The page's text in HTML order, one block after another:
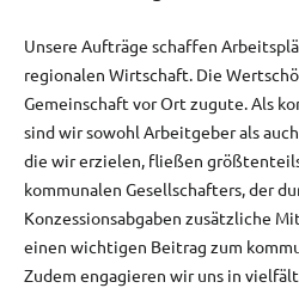
Unsere Aufträge schaffen
regionalen Wirtschaft. Die
Gemeinschaft vor Ort zugute. Als
sind wir sowohl Arbeitgeber als
die wir erzielen, fließen
kommunalen Gesellschafters, der
Konzessionsabgaben zusätzliche
einen wichtigen Beitrag zum
Zudem engagieren wir uns in